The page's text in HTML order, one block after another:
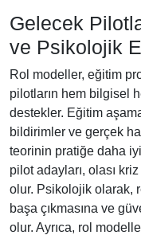
Gelecek
ve Psikolojik
Rol modeller, eğitim
pilotların hem bilgisel
destekler. Eğitim
bildirimler ve gerçek
teorinin pratiğe daha
pilot adayları, olası kriz
olur. Psikolojik olarak,
başa çıkmasına ve
olur. Ayrıca, rol